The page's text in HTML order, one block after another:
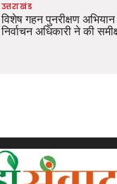
उत्तराखंड
विशेष गहन पुनरीक्षण
निर्वाचन अधिकारी ने की